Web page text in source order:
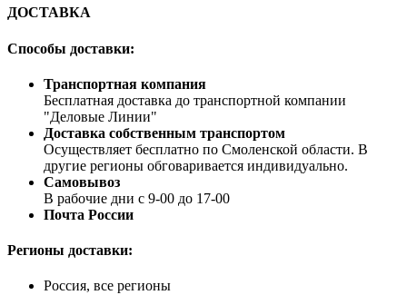
ДОСТАВКА
Способы доставки:
Транспортная компания
Бесплатная доставка до транспортной компании
"Деловые Линии"
Доставка собственным транспортом
Осуществляет бесплатно по Смоленской области. В
другие регионы обговаривается индивидуально.
Самовывоз
В рабочие дни с 9-00 до 17-00
Почта России
Регионы доставки:
Россия, все регионы